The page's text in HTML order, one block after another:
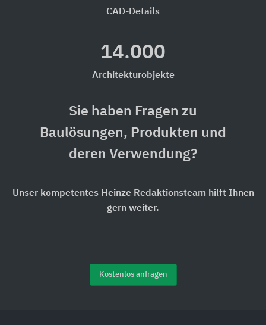
CAD-Details
14.000
Architekturobjekte
Sie haben Fragen zu
Baulösungen, Produkten und
deren Verwendung?
Unser kompetentes Heinze Redaktionsteam hilft Ihnen
gern weiter.
Kostenlos anfragen